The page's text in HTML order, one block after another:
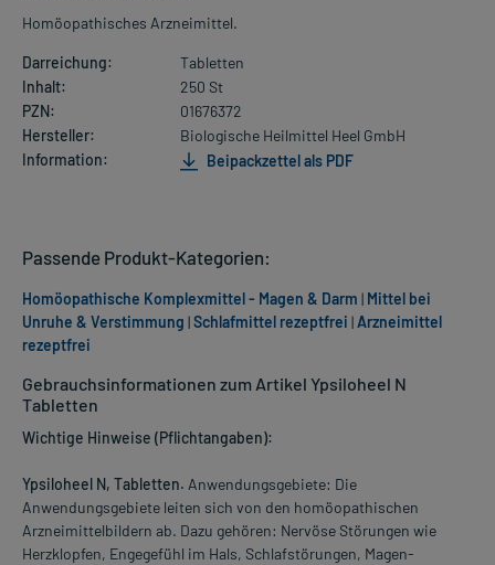
Homöopathisches Arzneimittel.
Darreichung:
Tabletten
Inhalt:
250 St
PZN:
01676372
Hersteller:
Biologische Heilmittel Heel GmbH
Information:
Beipackzettel als PDF
Gebrauchsinformationen zum Artikel Ypsiloheel N
Tabletten
Wichtige Hinweise (Pflichtangaben):
Ypsiloheel N, Tabletten. Anwendungsgebiete: Die
Anwendungsgebiete leiten sich von den homöopathischen
Arzneimittelbildern ab. Dazu gehören: Nervöse Störungen wie
Herzklopfen, Engegefühl im Hals, Schlafstörungen, Magen-
Passende Produkt-Kategorien:
Homöopathische Komplexmittel - Magen & Darm | Mittel bei
Unruhe & Verstimmung |Schlafmittel rezeptfrei |Arzneimittel
rezeptfrei